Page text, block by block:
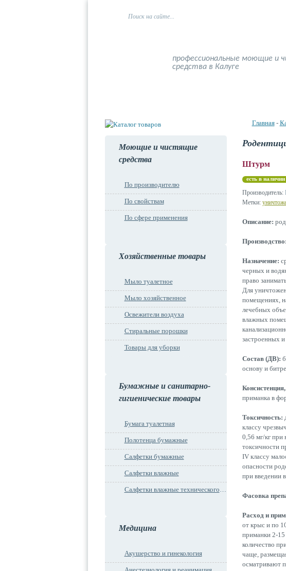
профессиональные моющие и
средства в Калуге
Моющие и чистящие
средства
По производителю
По свойствам
По сфере применения
Хозяйственные товары
Мыло туалетное
Мыло хозяйственное
Освежители воздуха
Стиральные порошки
Товары для уборки
Бумажные и санитарно-
гигиенические товары
Бумага туалетная
Полотенца бумажные
Салфетки бумажные
Салфетки влажные
Салфетки влажные технического назначения
Медицина
Акушерство и гинекология
Главная-
Штурм
есть в наличии
Производитель:
Метки:
Описание:
Производство:
Назначение:
черных и
право
Для
помещениях,
лечебных
влажных
застроенных
Состав (ДВ):
основу и
приманка в
Токсичность:
классу
0,56 мг/кг при
токсичности
IV классу
опасности
при введении
Фасовка
Расход и
от крыс и по
приманки 2-15
количество
чаще,
осматривают